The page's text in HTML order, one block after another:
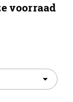
voorraad